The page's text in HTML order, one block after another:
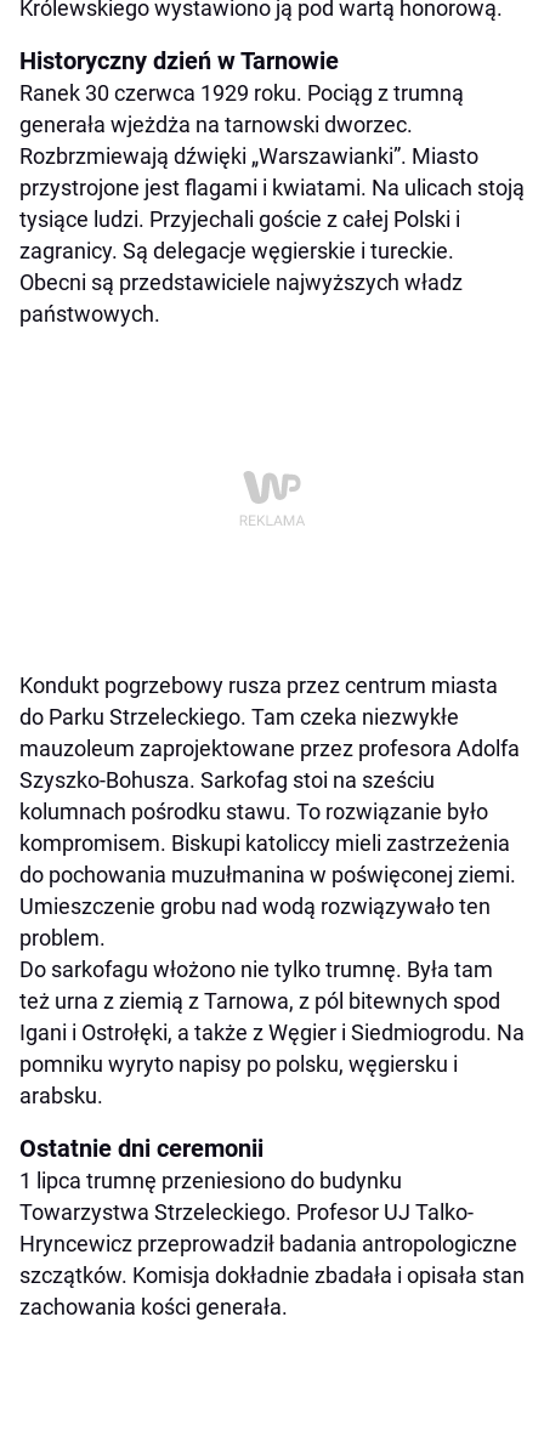
Królewskiego wystawiono ją pod wartą honorową.
Historyczny dzień w Tarnowie
Ranek 30 czerwca 1929 roku. Pociąg z trumną
generała wjeżdża na tarnowski dworzec.
Rozbrzmiewają dźwięki „Warszawianki”. Miasto
przystrojone jest flagami i kwiatami. Na ulicach stoją
tysiące ludzi. Przyjechali goście z całej Polski i
zagranicy. Są delegacje węgierskie i tureckie.
Obecni są przedstawiciele najwyższych władz
państwowych.
Kondukt pogrzebowy rusza przez centrum miasta
do Parku Strzeleckiego. Tam czeka niezwykłe
mauzoleum zaprojektowane przez profesora Adolfa
Szyszko-Bohusza. Sarkofag stoi na sześciu
kolumnach pośrodku stawu. To rozwiązanie było
kompromisem. Biskupi katoliccy mieli zastrzeżenia
do pochowania muzułmanina w poświęconej ziemi.
Umieszczenie grobu nad wodą rozwiązywało ten
problem.
Do sarkofagu włożono nie tylko trumnę. Była tam
też urna z ziemią z Tarnowa, z pól bitewnych spod
Igani i Ostrołęki, a także z Węgier i Siedmiogrodu. Na
pomniku wyryto napisy po polsku, węgiersku i
arabsku.
Ostatnie dni ceremonii
1 lipca trumnę przeniesiono do budynku
Towarzystwa Strzeleckiego. Profesor UJ Talko-
Hryncewicz przeprowadził badania antropologiczne
szczątków. Komisja dokładnie zbadała i opisała stan
zachowania kości generała.